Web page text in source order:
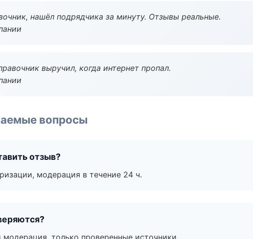
нашёл подрядчика за минуту. Отзывы реальные.
выручил, когда интернет пропал.
вопросы
отзыв?
модерация в течение 24 ч.
только проверенные источники.